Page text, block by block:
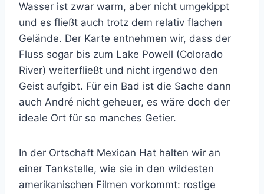
Wasser ist zwar warm, aber nicht umgekippt
und es fließt auch trotz dem relativ flachen
Gelände. Der Karte entnehmen wir, dass der
Fluss sogar bis zum Lake Powell (Colorado
River) weiterfließt und nicht irgendwo den
Geist aufgibt. Für ein Bad ist die Sache dann
auch André nicht geheuer, es wäre doch der
ideale Ort für so manches Getier.
In der Ortschaft Mexican Hat halten wir an
einer Tankstelle, wie sie in den wildesten
amerikanischen Filmen vorkommt: rostige